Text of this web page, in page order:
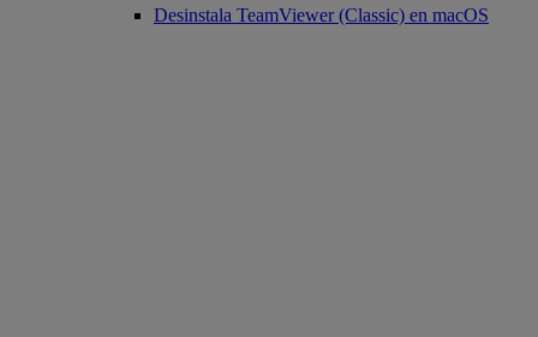
Desinstala TeamViewer (Classic) en macOS